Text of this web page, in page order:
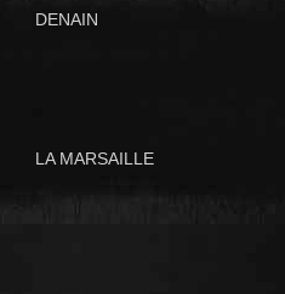
DENAIN
LA MARSAILLE